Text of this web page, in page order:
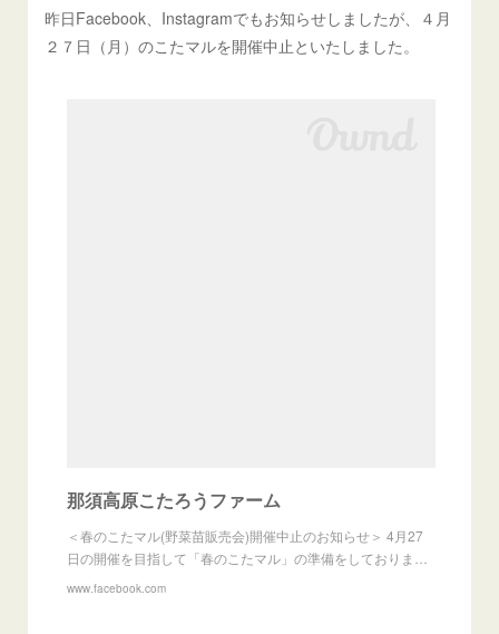
昨日Facebook、Instagramでもお知らせしましたが、４月
２７日（月）のこたマルを開催中止といたしました。
那須高原こたろうファーム
＜春のこたマル(野菜苗販売会)開催中止のお知らせ＞ 4月27
日の開催を目指して「春のこたマル」の準備をしておりま…
www.facebook.com